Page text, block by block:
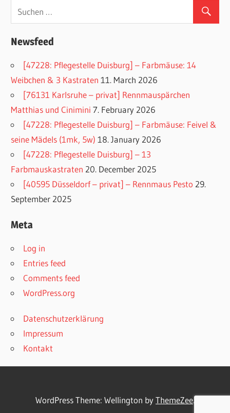
Newsfeed
[47228: Pflegestelle Duisburg] – Farbmäuse: 14
Weibchen & 3 Kastraten 11. March 2026
[76131 Karlsruhe – privat] Rennmauspärchen
Matthias und Cinimini 7. February 2026
[47228: Pflegestelle Duisburg] – Farbmäuse: Feivel &
seine Mädels (1mk, 5w) 18. January 2026
[47228: Pflegestelle Duisburg] – 13
Farbmauskastraten 20. December 2025
[40595 Düsseldorf – privat] – Rennmaus Pesto 29.
September 2025
Meta
Log in
Entries feed
Comments feed
WordPress.org
Datenschutzerklärung
Impressum
Kontakt
WordPress Theme: Wellington byThemeZee.